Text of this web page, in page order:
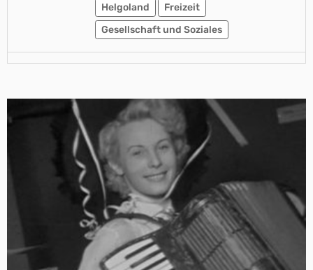
Helgoland
Freizeit
Gesellschaft und Soziales